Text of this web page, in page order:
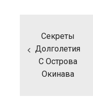
Секреты
Долголетия
С Острова
Окинава